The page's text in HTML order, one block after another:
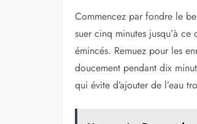
Commencez par fondre le
suer cinq minutes jusqu’à
émincés. Remuez pour les
doucement pendant dix
qui évite d’ajouter de l’eau